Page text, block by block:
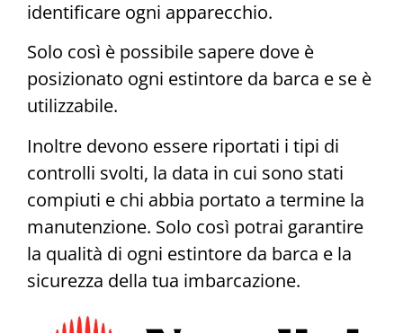
identificare ogni apparecchio.
Solo così è possibile sapere dove è
posizionato ogni estintore da barca e se è
utilizzabile.
Inoltre devono essere riportati i tipi di
controlli svolti, la data in cui sono stati
compiuti e chi abbia portato a termine la
manutenzione. Solo così potrai garantire
la qualità di ogni estintore da barca e la
sicurezza della tua imbarcazione.